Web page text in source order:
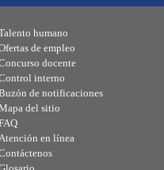
humano
de empleo
docente
interno
de notificaciones
del sitio
en línea